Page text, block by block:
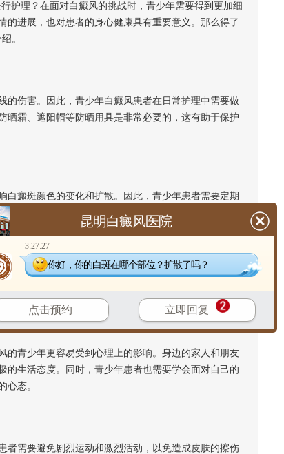
护理？在面对白癜风的挑战时，青少年需要得到更加细
进展，也对患者的身心健康具有重要意义。那么得了
。
伤害。因此，青少年白癜风患者在日常护理中需要做
晒霜、遮阳帽等防晒用具是非常必要的，这有助于保护
癜斑颜色的变化和扩散。因此，青少年患者需要定期
干燥和龟裂。
妆品或者洗浴用品。选择天然温和的产品，避免过于
青少年更容易受到心理上的影响。身边的家人和朋友
的生活态度。同时，青少年患者也需要学会面对自己的
心态。
需要避免剧烈运动和激烈活动，以免造成皮肤的擦伤
昆明白癜风医院
3:27:27
你好，你的白斑在哪个部位？扩散了吗？
点击预约 立即回复